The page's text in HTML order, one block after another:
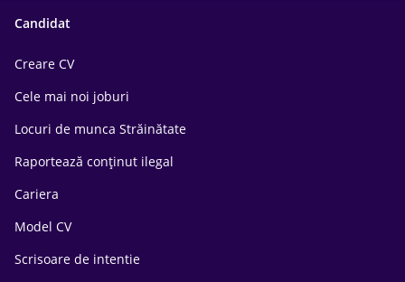
Candidat
Creare CV
Cele mai noi joburi
Locuri de munca Străinătate
Raportează conținut ilegal
Cariera
Model CV
Scrisoare de intentie